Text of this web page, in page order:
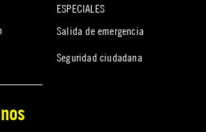
ESPECIALES
Salida de emergencia
Seguridad ciudadana